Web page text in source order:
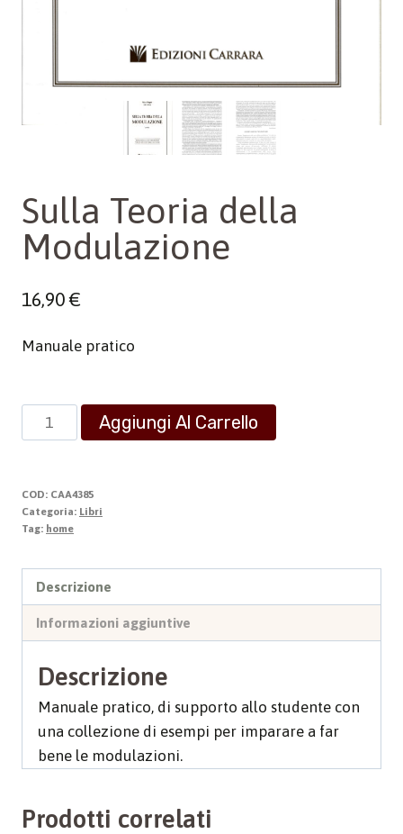
Sulla Teoria della
Modulazione
16,90€
Manuale pratico
Sulla
Teoria
Modulazione
quantità
Aggiungi Al Carrello
COD: CAA4385
Categoria: Libri
Tag: home
Descrizione
Informazioni aggiuntive
Descrizione
Manuale pratico, di supporto allo studente con
una collezione di esempi per imparare a far
bene le modulazioni.
Prodotti correlati